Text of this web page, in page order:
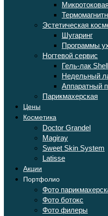
Эстетическая
Шугаринг
Программы
Ногтевой сервис
Гель-лак
Недельный
Аппаратный
Парикмахерская
Цены
Косметика
Doctor Grandel
Magiray
Sweet Skin System
Latisse
Акции
Портфолио
Фото
Фото ботокс
Фото филеры